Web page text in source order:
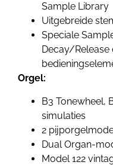
Sample Library
Uitgebreide
Speciale
Decay/Release
Orgel:
B3 Tonewheel,
simulaties
2
Dual Organ-
Model 122